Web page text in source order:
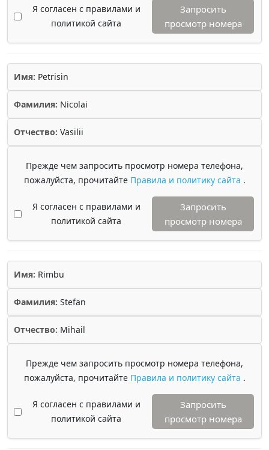
Я согласен с правилами и
политикой сайта
Запросить
просмотр номера
Имя: Petrisin
Фамилия: Nicolai
Отчество: Vasilii
Прежде чем запросить просмотр номера телефона,
пожалуйста, прочитайте Правила и политику сайта .
Я согласен с правилами и
политикой сайта
Запросить
просмотр номера
Имя: Rimbu
Фамилия: Stefan
Отчество: Mihail
Прежде чем запросить просмотр номера телефона,
пожалуйста, прочитайте Правила и политику сайта .
Я согласен с правилами и
политикой сайта
Запросить
просмотр номера